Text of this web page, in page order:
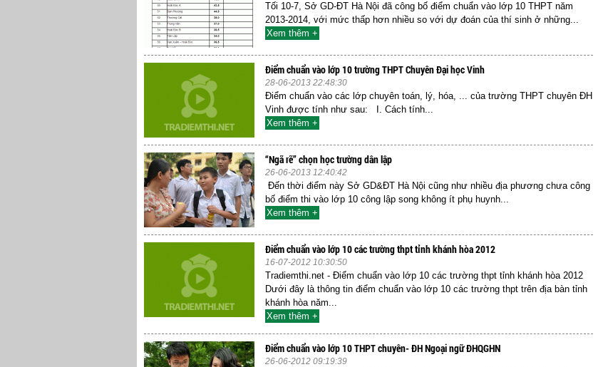
Tối 10-7, Sở GD-ĐT Hà Nội đã công bố điểm chuẩn vào lớp 10 THPT năm
2013-2014, với mức thấp hơn nhiều so với dự đoán của thí sinh ở những...
Xem thêm +
Điểm chuẩn vào lớp 10 trường THPT Chuyên Đại học Vinh
28-06-2013 22:48:30
Điểm chuẩn vào các lớp chuyên toán, lý, hóa, ... của trường THPT chuyên ĐH
Vinh được tính như sau: I. Cách tính...
Xem thêm +
“Ngã rẽ” chọn học trường dân lập
26-06-2013 12:40:42
Đến thời điểm này Sở GD&ĐT Hà Nội cũng như nhiều địa phương chưa công
bố điểm thi vào lớp 10 công lập song không ít phụ huynh...
Xem thêm +
Điểm chuẩn vào lớp 10 các trường thpt tỉnh khánh hòa 2012
16-07-2012 10:30:50
Tradiemthi.net - Điểm chuẩn vào lớp 10 các trường thpt tỉnh khánh hòa 2012
Dưới đây là thông tin điểm chuẩn vào lớp 10 các trường thpt trên địa bàn tỉnh
khánh hòa năm...
Xem thêm +
Điểm chuẩn vào lớp 10 THPT chuyên- ĐH Ngoại ngữ ĐHQGHN
26-06-2012 09:19:39